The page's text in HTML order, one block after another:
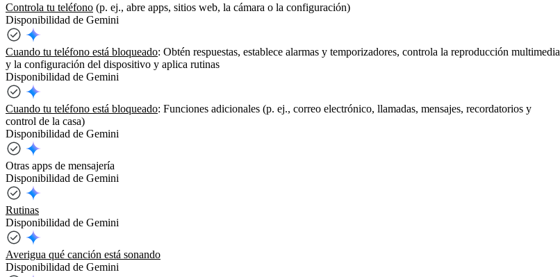
Controla tu teléfono (p. ej., abre apps, sitios web, la cámara o la configuración)
Disponibilidad de Gemini
Cuando tu teléfono está bloqueado: Obtén respuestas, establece alarmas y temporizadores, controla la reproducción multimedia
y la configuración del dispositivo y aplica rutinas
Disponibilidad de Gemini
Cuando tu teléfono está bloqueado: Funciones adicionales (p. ej., correo electrónico, llamadas, mensajes, recordatorios y
control de la casa)
Disponibilidad de Gemini
Otras apps de mensajería
Disponibilidad de Gemini
Rutinas
Disponibilidad de Gemini
Averigua qué canción está sonando
Disponibilidad de Gemini